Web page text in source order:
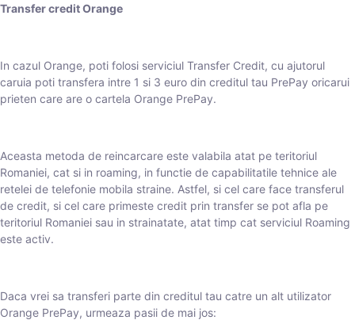
Transfer credit Orange
In cazul Orange, poti folosi serviciul Transfer Credit, cu ajutorul
caruia poti transfera intre 1 si 3 euro din creditul tau PrePay oricarui
prieten care are o cartela Orange PrePay.
Aceasta metoda de reincarcare este valabila atat pe teritoriul
Romaniei, cat si in roaming, in functie de capabilitatile tehnice ale
retelei de telefonie mobila straine. Astfel, si cel care face transferul
de credit, si cel care primeste credit prin transfer se pot afla pe
teritoriul Romaniei sau in strainatate, atat timp cat serviciul Roaming
este activ.
Daca vrei sa transferi parte din creditul tau catre un alt utilizator
Orange PrePay, urmeaza pasii de mai jos: